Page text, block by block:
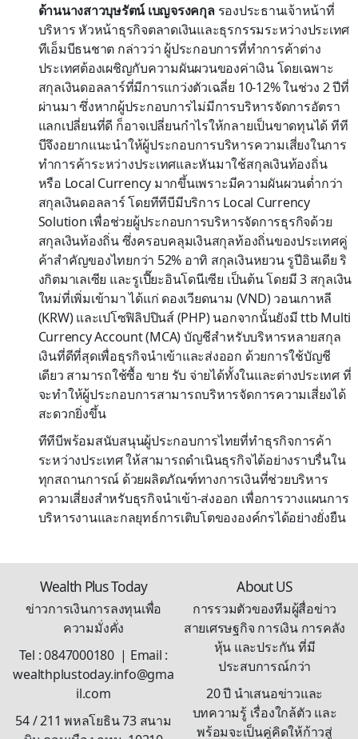
ด้านนางสาวบุษรัตน์ เบญจรงคกุลรองประธานเจ้าหน้าที่
บริหาร หัวหน้าธุรกิจตลาดเงินและธุรกรรมระหว่างประเทศ
ทีเอ็มบีธนชาต กล่าวว่า ผู้ประกอบการที่ทำการค้าต่าง
ประเทศต้องเผชิญกับความผันผวนของค่าเงิน โดยเฉพาะ
สกุลเงินดอลลาร์ที่มีการแกว่งตัวเฉลี่ย 10-12% ในช่วง 2 ปีที่
ผ่านมา ซึ่งหากผู้ประกอบการไม่มีการบริหารจัดการอัตรา
แลกเปลี่ยนที่ดี ก็อาจเปลี่ยนกำไรให้กลายเป็นขาดทุนได้ ทีที
บีจึงอยากแนะนำให้ผู้ประกอบการบริหารความเสี่ยงในการ
ทำการค้าระหว่างประเทศและหันมาใช้สกุลเงินท้องถิ่น
หรือ Local Currency มากขึ้นเพราะมีความผันผวนต่ำกว่า
สกุลเงินดอลลาร์ โดยทีทีบีมีบริการ Local Currency
Solution เพื่อช่วยผู้ประกอบการบริหารจัดการธุรกิจด้วย
สกุลเงินท้องถิ่น ซึ่งครอบคลุมเงินสกุลท้องถิ่นของประเทศคู่
ค้าสำคัญของไทยกว่า 52% อาทิ สกุลเงินหยวน รูปีอินเดีย ริ
งกิตมาเลเซีย และรูเปี๊ยะอินโดนีเซีย เป็นต้น โดยมี 3 สกุลเงิน
ใหม่ที่เพิ่มเข้ามา ได้แก่ ดองเวียดนาม (VND) วอนเกาหลี
(KRW) และเปโซฟิลิปปินส์ (PHP) นอกจากนั้นยังมี ttb Multi
Currency Account (MCA) บัญชีสำหรับบริหารหลายสกุล
เงินที่ดีที่สุดเพื่อธุรกิจนำเข้าและส่งออก ด้วยการใช้บัญชี
เดียว สามารถใช้ซื้อ ขาย รับ จ่ายได้ทั้งในและต่างประเทศ ที่
จะทำให้ผู้ประกอบการสามารถบริหารจัดการความเสี่ยงได้
สะดวกยิ่งขึ้น
ทีทีบีพร้อมสนับสนุนผู้ประกอบการไทยที่ทำธุรกิจการค้า
ระหว่างประเทศ ให้สามารถดำเนินธุรกิจได้อย่างราบรื่นใน
ทุกสถานการณ์ ด้วยผลิตภัณฑ์ทางการเงินที่ช่วยบริหาร
ความเสี่ยงสำหรับธุรกิจนำเข้า-ส่งออก เพื่อการวางแผนการ
บริหารงานและกลยุทธ์การเติบโตขององค์กรได้อย่างยั่งยืน
Wealth Plus Today
ข่าวการเงินการลงทุนเพื่อ
ความมั่งคั่ง
Tel : 0847000180 | Email :
wealthplustoday.info@gma
il.com
54 / 211 พหลโยธิน 73 สนาม
About US
การรวมตัวของทีมผู้สื่อข่าว
สายเศรษฐกิจ การเงิน การคลัง
หุ้น และประกัน ที่มี
ประสบการณ์กว่า
20 ปี นำเสนอข่าวและ
บทความรู้ เรื่องใกล้ตัว และ
พร้อมจะเป็นคู่คิดให้ก้าวสู่